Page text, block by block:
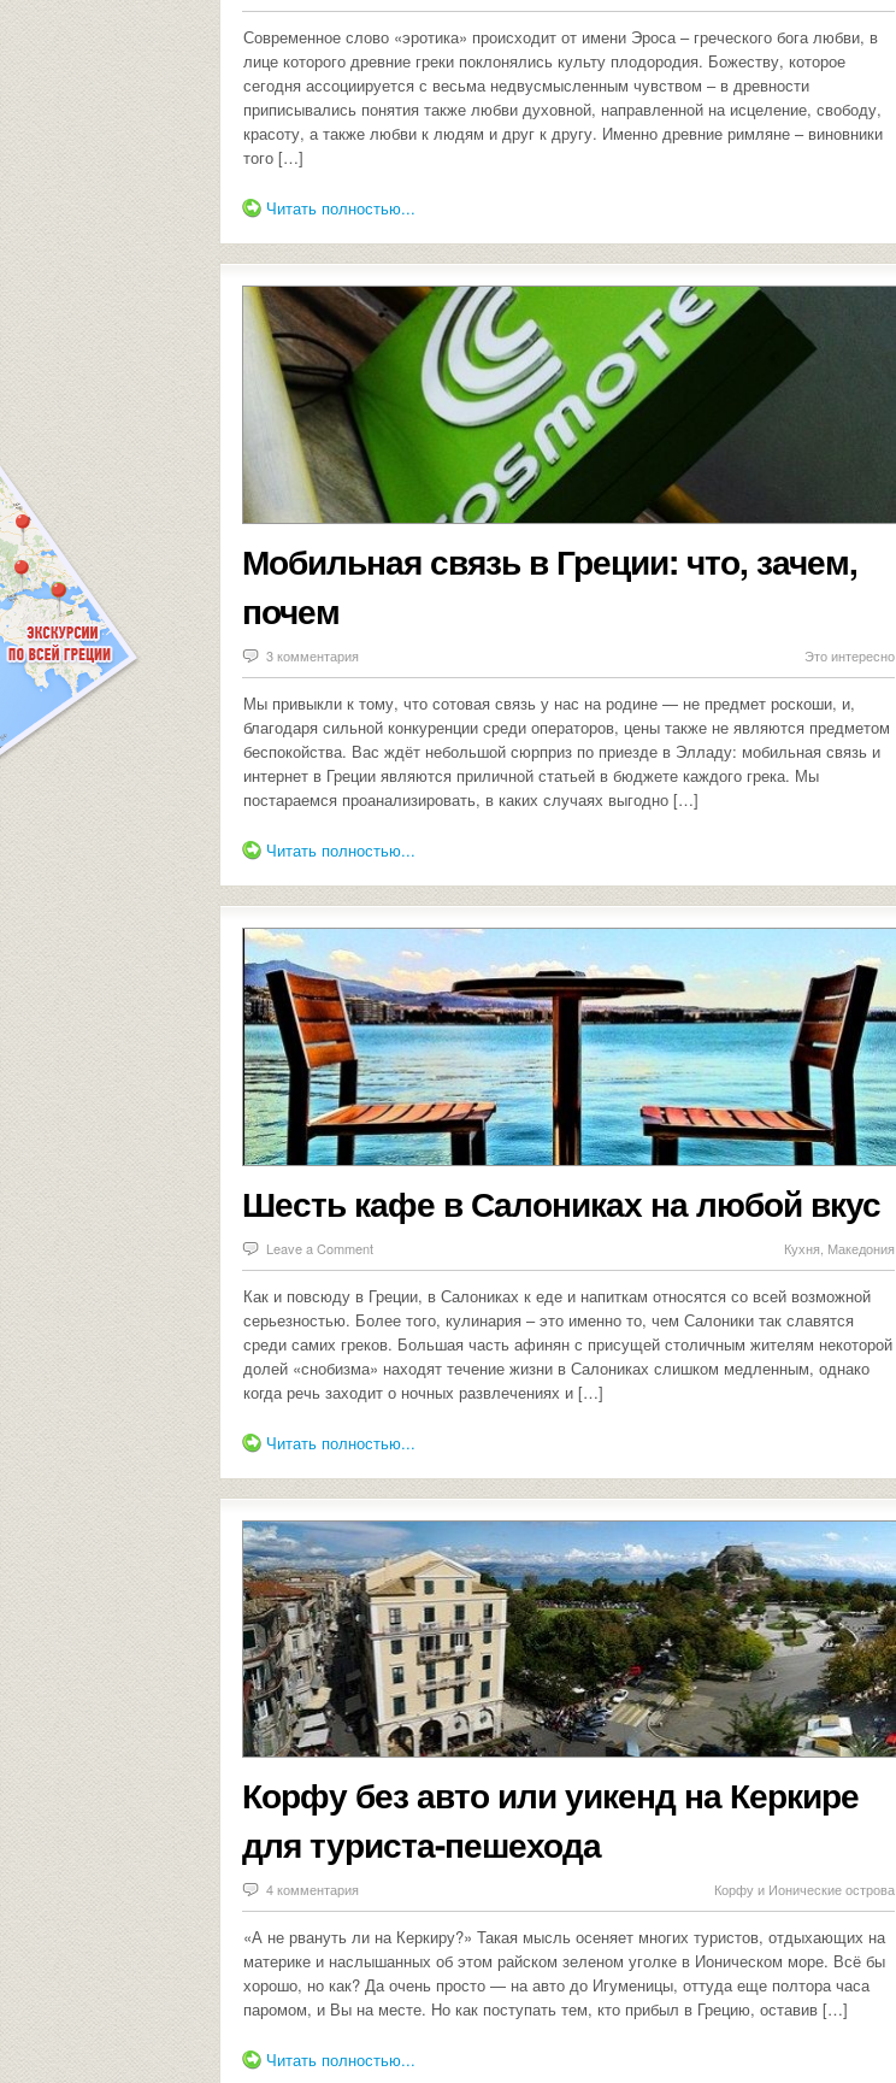
Современное слово «эротика» происходит от имени Эроса – греческого бога любви, в
лице которого древние греки поклонялись культу плодородия. Божеству, которое
сегодня ассоциируется с весьма недвусмысленным чувством – в древности
приписывались понятия также любви духовной, направленной на исцеление, свободу,
красоту, а также любви к людям и друг к другу. Именно древние римляне – виновники
того […]
Читать полностью...
Мобильная связь в Греции: что, зачем,
почем
3 комментария Это интересно
Мы привыкли к тому, что сотовая связь у нас на родине — не предмет роскоши, и,
благодаря сильной конкуренции среди операторов, цены также не являются предметом
беспокойства. Вас ждёт небольшой сюрприз по приезде в Элладу: мобильная связь и
интернет в Греции являются приличной статьей в бюджете каждого грека. Мы
постараемся проанализировать, в каких случаях выгодно […]
Читать полностью...
Шесть кафе в Салониках на любой вкус
Leave a Comment Кухня Македония
Как и повсюду в Греции, в Салониках к еде и напиткам относятся со всей возможной
серьезностью. Более того, кулинария – это именно то, чем Салоники так славятся
среди самих греков. Большая часть афинян с присущей столичным жителям некоторой
долей «снобизма» находят течение жизни в Салониках слишком медленным, однако
когда речь заходит о ночных развлечениях и […]
Читать полностью...
Корфу без авто или уикенд на Керкире
для туриста-пешехода
4 комментария Корфу и Ионические острова
«А не рвануть ли на Керкиру?» Такая мысль осеняет многих туристов, отдыхающих на
материке и наслышанных об этом райском зеленом уголке в Ионическом море. Всё бы
хорошо, но как? Да очень просто — на авто до Игуменицы, оттуда еще полтора часа
паромом, и Вы на месте. Но как поступать тем, кто прибыл в Грецию, оставив […]
Читать полностью...